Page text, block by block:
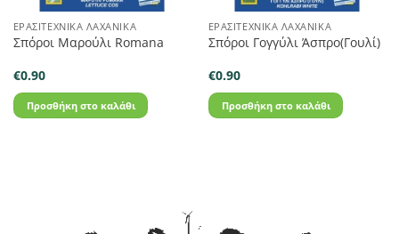
ΕΡΑΣΙΤΕΧΝΙΚΆ ΛΑΧΑΝΙΚΆ
Σπόροι Μαρούλι Romana
€0.90
Προσθήκη στο καλάθι
ΕΡΑΣΙΤΕΧΝΙΚΆ ΛΑΧΑΝΙΚΆ
Σπόροι Γογγύλι Άσπρο(Γουλί)
€0.90
Προσθήκη στο καλάθι